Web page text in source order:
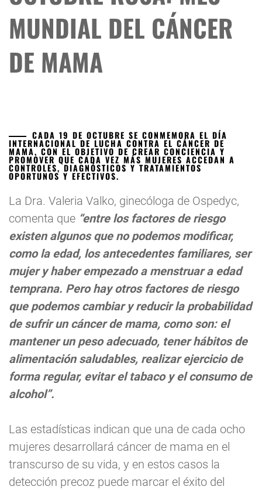
MUNDIAL DEL CÁNCER
DE MAMA
CADA 19 DE OCTUBRE SE CONMEMORA EL DÍA
INTERNACIONAL DE LUCHA CONTRA EL CÁNCER DE
MAMA, CON EL OBJETIVO DE CREAR CONCIENCIA Y
PROMOVER QUE CADA VEZ MÁS MUJERES ACCEDAN A
CONTROLES, DIAGNÓSTICOS Y TRATAMIENTOS
OPORTUNOS Y EFECTIVOS.
La Dra. Valeria Valko, ginecóloga de Ospedyc,
comenta que “entre los factores de riesgo
existen algunos que no podemos modificar,
como la edad, los antecedentes familiares, ser
mujer y haber empezado a menstruar a edad
temprana. Pero hay otros factores de riesgo
que podemos cambiar y reducir la probabilidad
de sufrir un cáncer de mama, como son: el
mantener un peso adecuado, tener hábitos de
alimentación saludables, realizar ejercicio de
forma regular, evitar el tabaco y el consumo de
alcohol”.
Las estadísticas indican que una de cada ocho
mujeres desarrollará cáncer de mama en el
transcurso de su vida, y en estos casos la
detección precoz puede marcar el éxito del